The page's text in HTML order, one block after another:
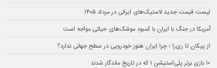
لیست قیمت جدید لاستیک‌های ایرانی در مرداد ۱۴۰۵
آمریکا در جنگ با ایران با کمبود موشک‌های حیاتی مواجه است
از پیکان تا ری‌را ؛ چرا ایران هنوز خودرویی در سطح جهانی ندارد؟
۱۰ بازی برتر پلی‌استیشن ۱ که در تاریخ ماندگار شدند